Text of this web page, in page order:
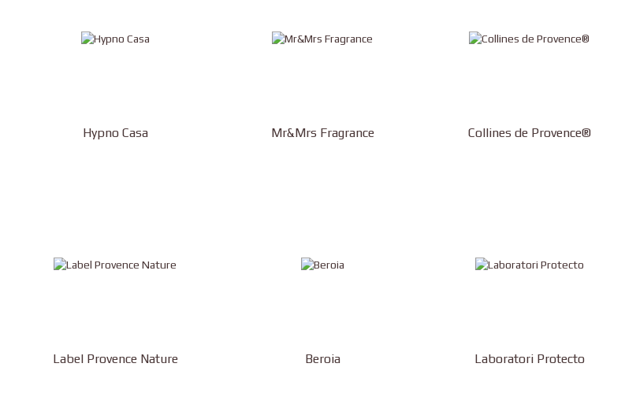
Hypno Casa Mr&Mrs Fragrance Collines de Provence®
Label Provence Nature Beroia Laboratori Protecto